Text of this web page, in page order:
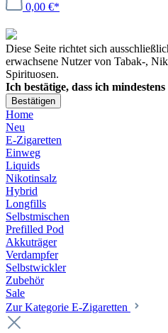
0,00 €*
Diese Seite richtet sich
erwachsene Nutzer von Tabak-,
Spirituosen.
Ich bestätige, dass ich
Bestätigen
Home
Neu
E-Zigaretten
Einweg
Liquids
Nikotinsalz
Hybrid
Longfills
Selbstmischen
Prefilled Pod
Akkuträger
Verdampfer
Selbstwickler
Zubehör
Sale
Zur Kategorie E-Zigaretten